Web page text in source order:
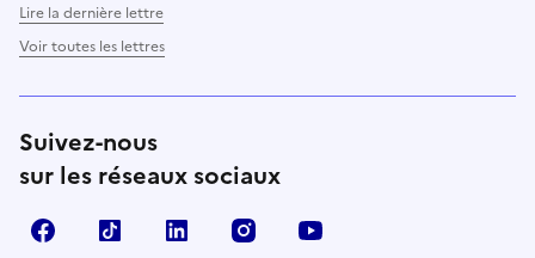
Lire la dernière lettre
Voir toutes les lettres
Suivez-nous
sur les réseaux sociaux
FacebookTikTok LinkedIn Instagram